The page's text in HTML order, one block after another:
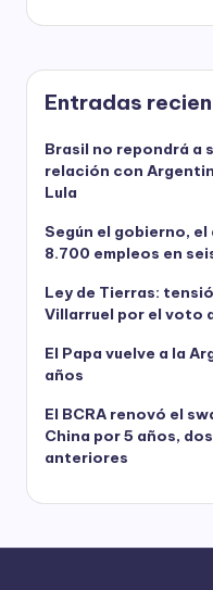
Entradas
Brasil no repondrá a
relación con
Lula
Según el gobierno,
8.700 empleos en
Ley de Tierras:
Villarruel por el voto
El Papa vuelve a la
años
El BCRA renovó el
China por 5 años,
anteriores